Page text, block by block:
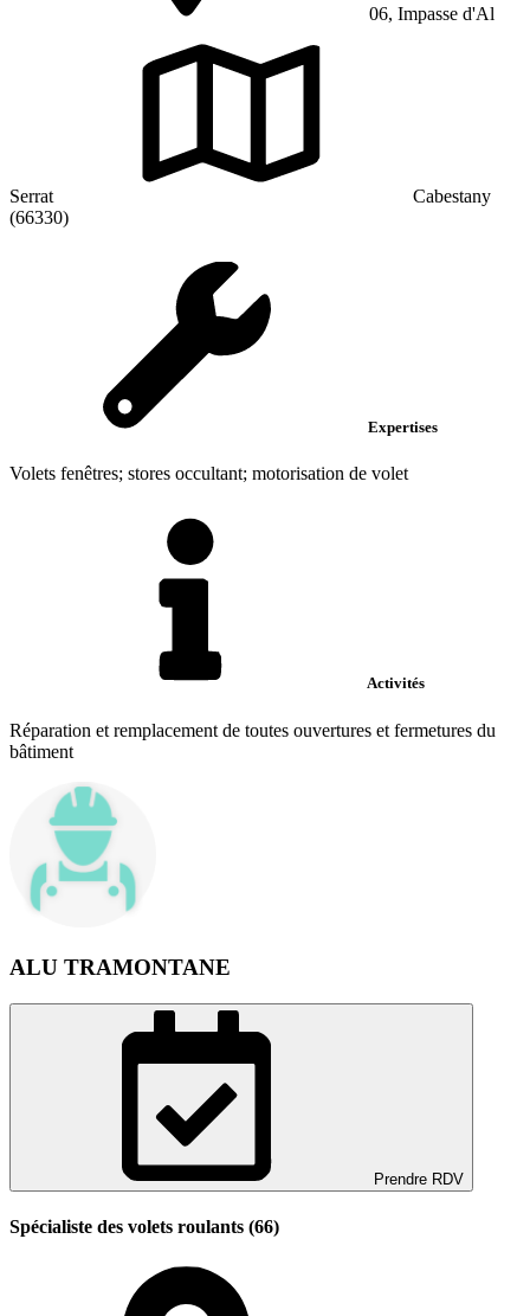
06, Impasse d'Al
Serrat
Cabestany
(66330)
Expertises
Volets fenêtres; stores occultant; motorisation de volet
Activités
Réparation et remplacement de toutes ouvertures et fermetures du
bâtiment
ALU TRAMONTANE
Prendre RDV
Spécialiste des volets roulants (66)